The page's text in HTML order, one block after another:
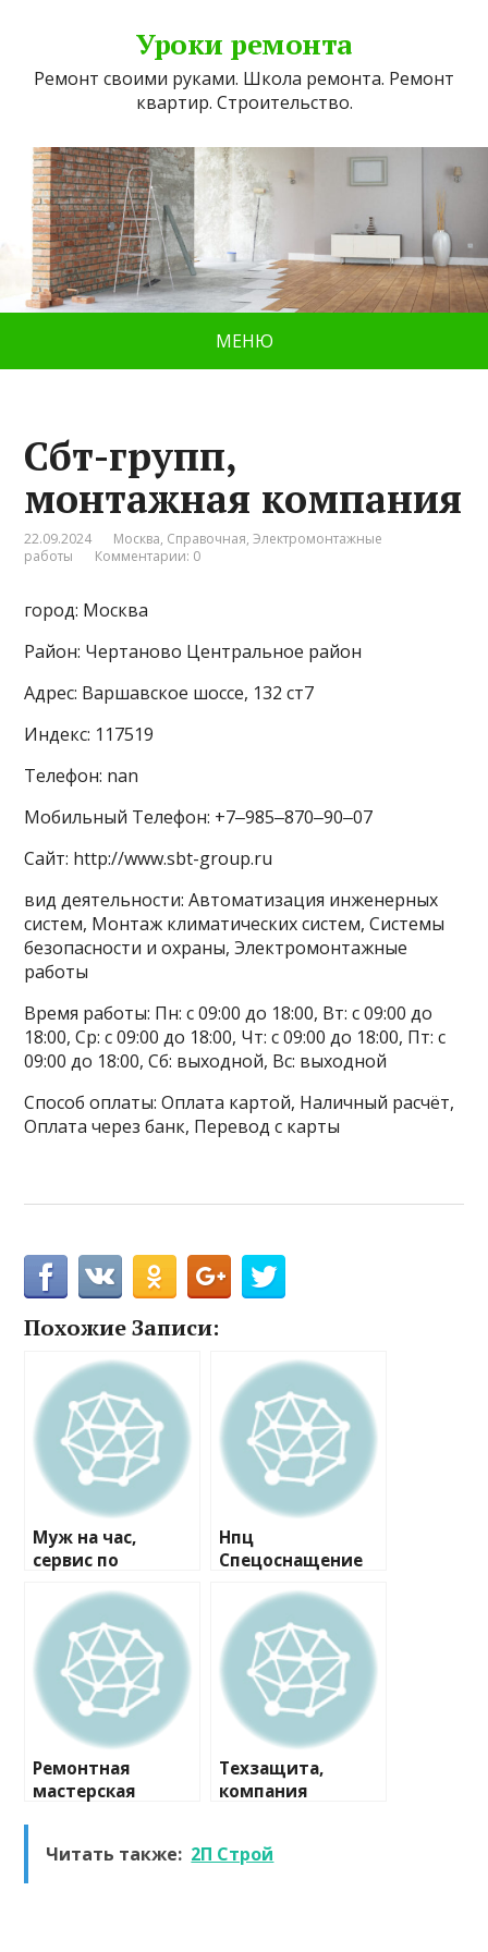
Уроки ремонта
Ремонт своими руками. Школа ремонта. Ремонт
квартир. Строительство.
МЕНЮ
Сбт-групп,
монтажная компания
22.09.2024 Москва, Справочная,Электромонтажные
работы
Комментарии: 0
город: Москва
Район: Чертаново Центральное район
Адрес: Варшавское шоссе, 132 ст7
Индекс: 117519
Телефон: nan
Мобильный Телефон: +7‒985‒870‒90‒07
Сайт: http://www.sbt-group.ru
вид деятельности: Автоматизация инженерных
систем, Монтаж климатических систем, Системы
безопасности и охраны, Электромонтажные
работы
Время работы: Пн: с 09:00 до 18:00, Вт: с 09:00 до
18:00, Ср: с 09:00 до 18:00, Чт: с 09:00 до 18:00, Пт: с
09:00 до 18:00, Сб: выходной, Вс: выходной
Способ оплаты: Оплата картой, Наличный расчёт,
Оплата через банк, Перевод с карты
Похожие Записи:
Муж на час,
сервис по
Нпц
Спецоснащение
Ремонтная
мастерская
Техзащита,
компания
Читать также: 2П Строй